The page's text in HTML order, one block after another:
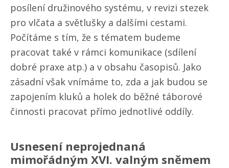
posílení družinového systému, v revizi stezek
pro vlčata a světlušky a dalšími cestami.
Počítáme s tím, že s tématem budeme
pracovat také v rámci komunikace (sdílení
dobré praxe atp.) a v obsahu časopisů. Jako
zásadní však vnímáme to, zda a jak budou se
zapojením kluků a holek do běžné táborové
činnosti pracovat přímo jednotlivé oddíly.
Usnesení neprojednaná
mimořádným XVI. valným sněmem